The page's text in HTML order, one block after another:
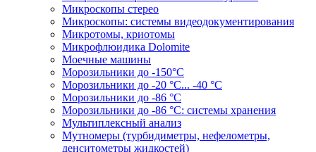
Микроскопы стерео
Микроскопы: системы видеодокументирования
Микротомы, криотомы
Микрофлюидика Dolomite
Моечные машины
Морозильники до -150°С
Морозильники до -20 °C... -40 °C
Морозильники до -86 °C
Морозильники до -86 °C: системы хранения
Мультиплексный анализ
Мутномеры (турбидиметры, нефелометры,
денситометры жидкостей)